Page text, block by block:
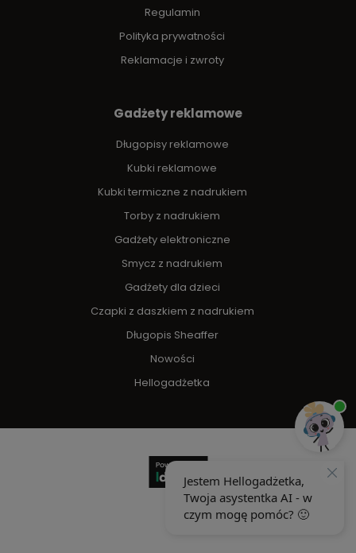
Regulamin
Polityka prywatności
Reklamacje i zwroty
Gadżety reklamowe
Długopisy reklamowe
Kubki reklamowe
Kubki termiczne z nadrukiem
Torby z nadrukiem
Gadżety elektroniczne
Smycz z nadrukiem
Gadżety dla dzieci
Czapki z daszkiem z nadrukiem
Długopis Sheaffer
Nowości
Hellogadżetka